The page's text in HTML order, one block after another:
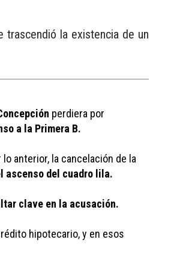
trascendió la existencia de un
perdiera por
a la Primera B.
lo anterior, la cancelación de la
ascenso del cuadro lila.
clave en la acusación.
hipotecario, y en esos